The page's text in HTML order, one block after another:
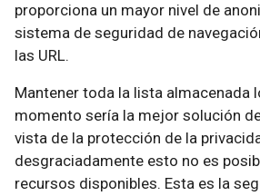
proporciona un mayor nivel de
sistema de seguridad de
las URL.
Mantener toda la lista almacenada
momento sería la mejor solución
vista de la protección de la
desgraciadamente esto no es
recursos disponibles. Esta es la